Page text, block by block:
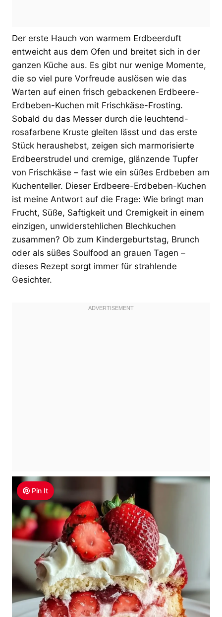
Der erste Hauch von warmem Erdbeerduft
entweicht aus dem Ofen und breitet sich in der
ganzen Küche aus. Es gibt nur wenige Momente,
die so viel pure Vorfreude auslösen wie das
Warten auf einen frisch gebackenen Erdbeere-
Erdbeben-Kuchen mit Frischkäse-Frosting.
Sobald du das Messer durch die leuchtend-
rosafarbene Kruste gleiten lässt und das erste
Stück heraushebst, zeigen sich marmorisierte
Erdbeerstrudel und cremige, glänzende Tupfer
von Frischkäse – fast wie ein süßes Erdbeben am
Kuchenteller. Dieser Erdbeere-Erdbeben-Kuchen
ist meine Antwort auf die Frage: Wie bringt man
Frucht, Süße, Saftigkeit und Cremigkeit in einem
einzigen, unwiderstehlichen Blechkuchen
zusammen? Ob zum Kindergeburtstag, Brunch
oder als süßes Soulfood an grauen Tagen –
dieses Rezept sorgt immer für strahlende
Gesichter.
Pin It